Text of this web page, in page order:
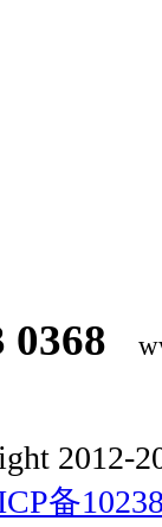
0368
2012-
备